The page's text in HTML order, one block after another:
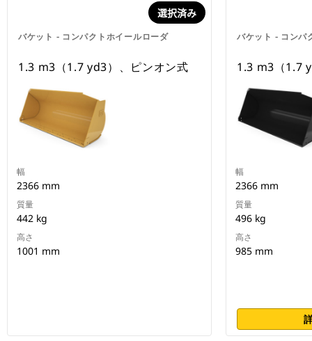
バケット - コンパクトホイールローダ
選択済み
1.3 m3（1.7 yd3）、ピンオン式
幅
2366 mm
質量
442 kg
高さ
1001 mm
バケット - コンパ
1.3 m3（1.7
幅
2366 mm
質量
496 kg
高さ
985 mm